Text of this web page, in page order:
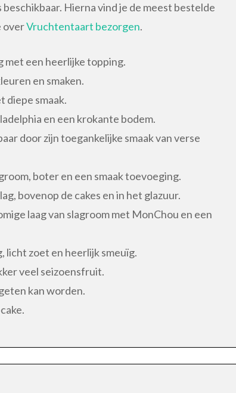
Hierna vind je de meest bestelde
overVruchtentaart bezorgen.
een heerlijke topping.
en smaken.
diepe smaak.
en een krokante bodem.
door zijn toegankelijke smaak van verse
boter en een smaak toevoeging.
bovenop de cakes en in het glazuur.
laag van slagroom met MonChou en een
zoet en heerlijk smeuïg.
veel seizoensfruit.
kan worden.